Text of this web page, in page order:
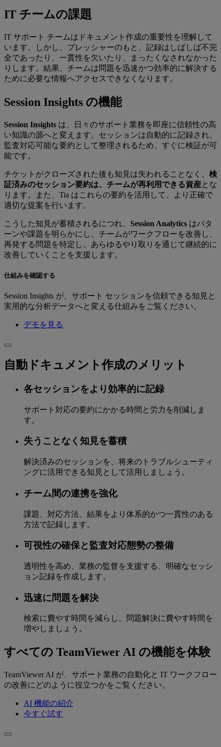
IT チームの課題
IT サポート チームはドキュメント作成の重要性を理解して
います。しかし、プレッシャーのもと、記録はしばしば不完
全であったり、一貫性を欠いたり、まったくなされなかった
りします。結果、チームは問題を迅速かつ効率的に解決する
ために必要な情報へアクセスできなくなります。
Session Insights の機能
Session Insights は、日々のサポート業務を即座に信頼性の高
い知識の源へと変えます。セッションは自動的に記録され、
監査対応可能な要約として整理されるため、すぐに検証が可
能です。
チケットがクローズされた後も知見は失われることなく、 検
証済みのセッション要約は、チームが再利用できる資産とな
ります。また、Tia はこれらの要約を活用して、より正確で
適切な提案を行います。
こうした知見が蓄積されるにつれ、 Session Analytics はパタ
ーンや課題を明らかにし、チームがワークフローを改善し、
再発する問題を特定し、あらゆるやり取りを通じて継続的に
改善していくことを支援します。
仕組みを確認する
Session Insights が、サポート セッションを信頼できる知見と
実用的な分析データへと変える仕組みをご覧ください。
デモを見る
自動ドキュメント作成のメリット
各セッションをより効率的に記録
サポート対応の要約にかかる時間と労力を削減しま
す。
失うことなく知見を蓄積
解決済みのセッションを、将来のトラブルシューティ
ングに活用できる知見として活用しましょう。
チーム間の連携を強化
課題、対応方法、結果をより体系的かつ一貫性のある
方法で記録します。
可視性の確保と監査対応態勢の整備
透明性を高め、業務の監督を支援する、明確なセッシ
ョン記録を作成します。
迅速に問題を解決
検索に費やす時間を減らし、問題解決に費やす時間を
増やしましょう。
すべての TeamViewer AI の機能を体験
TeamViewer AI が、サポート業務の自動化と IT ワークフロー
の改善にどのように役立つかをご覧ください。
AI 機能の紹介
今すぐ試す